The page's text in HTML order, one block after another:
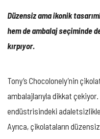
Düzensiz ama ikonik
hem de ambalaj seçiminde
kırpıyor.
Tony’s Chocolonely’nin
ambalajlarıyla dikkat
endüstrisindeki
Ayrıca, çikolataların